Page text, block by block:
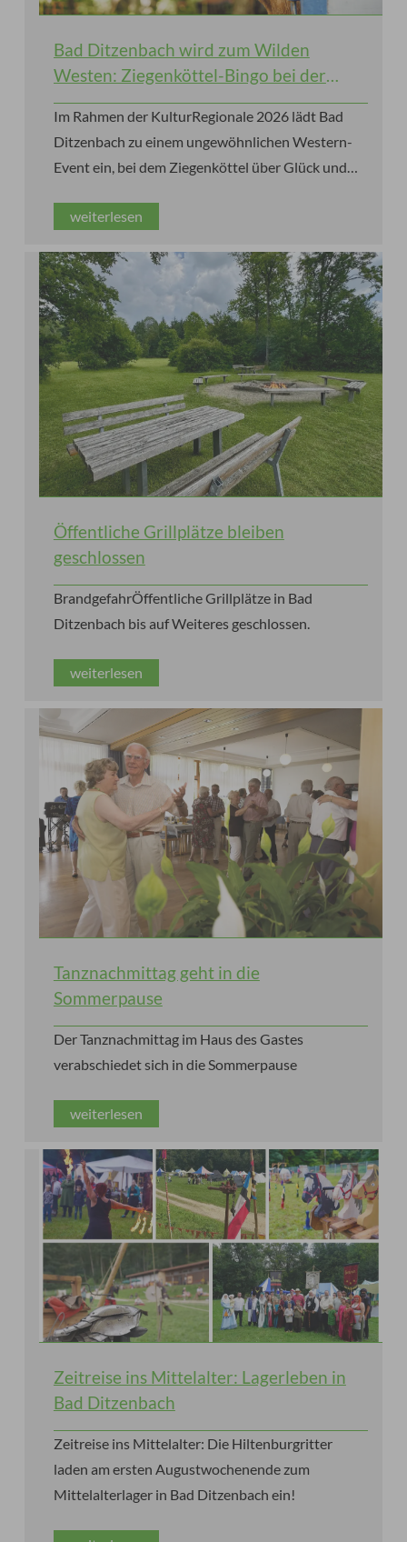
Bad Ditzenbach wird zum Wilden
Westen: Ziegenköttel-Bingo bei der
KulturRegionale 2026
Im Rahmen der KulturRegionale 2026 lädt Bad
Ditzenbach zu einem ungewöhnlichen Western-
Event ein, bei dem Ziegenköttel über Glück und
weiterlesen
Öffentliche Grillplätze bleiben
geschlossen
BrandgefahrÖffentliche Grillplätze in Bad
Ditzenbach bis auf Weiteres geschlossen.
weiterlesen
Tanznachmittag geht in die
Sommerpause
Der Tanznachmittag im Haus des Gastes
verabschiedet sich in die Sommerpause
weiterlesen
Zeitreise ins Mittelalter: Lagerleben in
Bad Ditzenbach
Zeitreise ins Mittelalter: Die Hiltenburgritter
laden am ersten Augustwochenende zum
Mittelalterlager in Bad Ditzenbach ein!